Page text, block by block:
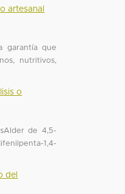
artesanal
garantía que
nutritivos,
o
de 4,5-
1,4-
del